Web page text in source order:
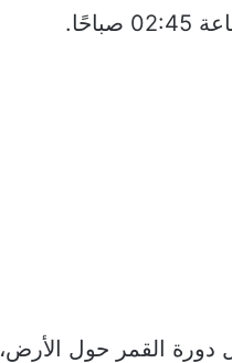
دورة القمر حول الأرض،